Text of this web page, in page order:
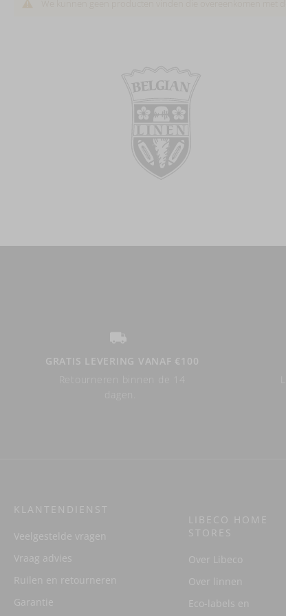
GRATIS LEVERING VANAF €100
KLANTENDIENST
Veelgestelde vragen
Vraag advies
Ruilen en retourneren
Garantie
LIBECO HOME
STORES
Over Libeco
Over linnen
Eco-labels en